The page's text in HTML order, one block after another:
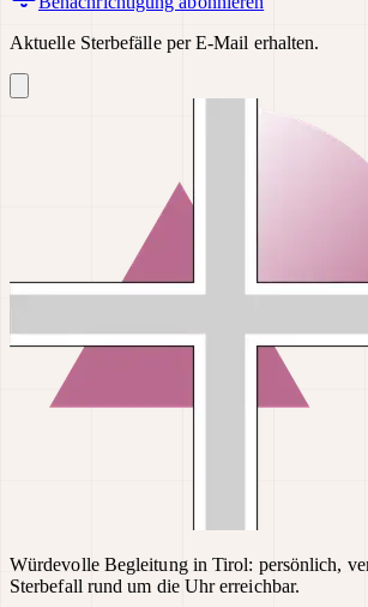
Aktuelle Sterbefälle per E-Mail erhalten.
Würdevolle Begleitung in Tirol: persönlich,
Sterbefall rund um die Uhr erreichbar.